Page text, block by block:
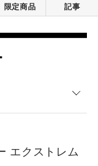
限定商品 記事
エクストレム